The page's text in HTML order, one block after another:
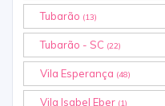
Tubarão (13)
Tubarão - SC (22)
Vila Esperança (48)
Vila Isabel Eber (1)